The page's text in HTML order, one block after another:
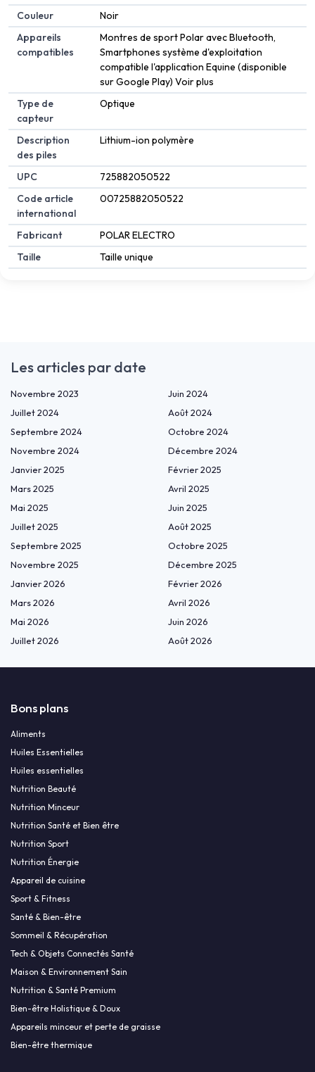
Couleur
Noir
Appareils
compatibles
Montres de sport Polar avec Bluetooth,
Smartphones système d'exploitation
compatible l'application Equine (disponible
sur Google Play) Voir plus
Type de
capteur
Optique
Description
des piles
Lithium-ion polymère
UPC
725882050522
Code article
international
00725882050522
Fabricant
POLAR ELECTRO
Taille
Taille unique
Les articles par date
Novembre 2023
Juin 2024
Juillet 2024
Août 2024
Septembre 2024
Octobre 2024
Novembre 2024
Décembre 2024
Janvier 2025
Février 2025
Mars 2025
Avril 2025
Mai 2025
Juin 2025
Juillet 2025
Août 2025
Septembre 2025
Octobre 2025
Novembre 2025
Décembre 2025
Janvier 2026
Février 2026
Mars 2026
Avril 2026
Mai 2026
Juin 2026
Juillet 2026
Août 2026
Bons plans
Aliments
Huiles Essentielles
Huiles essentielles
Nutrition Beauté
Nutrition Minceur
Nutrition Santé et Bien être
Nutrition Sport
Nutrition Énergie
Appareil de cuisine
Sport & Fitness
Santé & Bien-être
Sommeil & Récupération
Tech & Objets Connectés Santé
Maison & Environnement Sain
Nutrition & Santé Premium
Bien-être Holistique & Doux
Appareils minceur et perte de graisse
Bien-être thermique